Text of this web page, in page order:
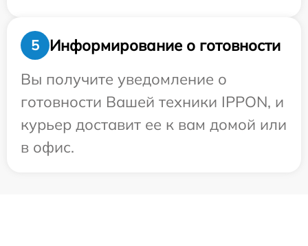
5
Информирование о готовности
Вы получите уведомление о
готовности Вашей техники IPPON, и
курьер доставит ее к вам домой или
в офис.